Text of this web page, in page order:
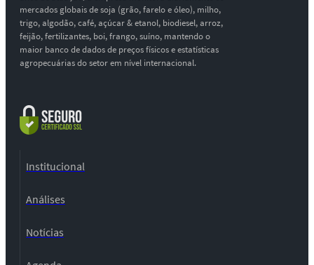
mercados globais de soja (grão, farelo e óleo), milho,
trigo, algodão, café, açúcar & etanol, biodiesel, arroz,
feijão, fertilizantes, boi, frango, suíno, mantendo o
maior banco de dados de preços físicos e estatísticas
agropecuárias do setor em nível internacional.
Institucional
Análises
Notícias